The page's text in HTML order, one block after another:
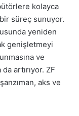
kolayca
süreç sunuyor.
yeniden
genişletmeyi
ve
artırıyor. ZF
aks ve